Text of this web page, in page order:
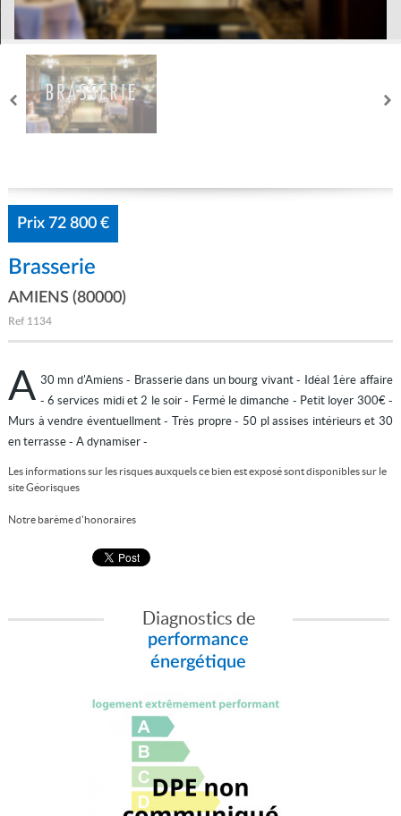
Prix72 800 €
Brasserie
AMIENS (80000)
Ref 1134
A 30 mn d'Amiens - Brasserie dans un bourg vivant - Idéal 1ère affaire
- 6 services midi et 2 le soir - Fermé le dimanche - Petit loyer 300€ -
Murs à vendre éventuellment - Très propre - 50 pl assises intérieurs et 30
en terrasse - A dynamiser -
Les informations sur les risques auxquels ce bien est exposé sont disponibles sur le
siteGéorisques
Notre barème d'honoraires
Diagnostics de
performance
énergétique